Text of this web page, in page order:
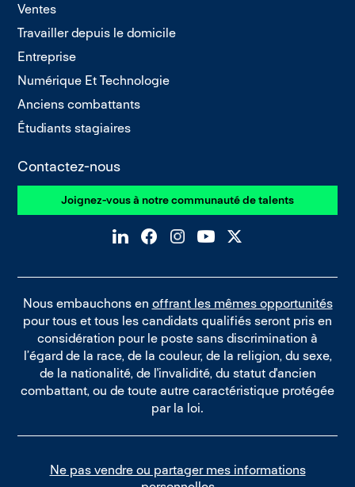
Ventes
Travailler depuis le domicile
Entreprise
Numérique Et Technologie
Anciens combattants
Étudiants stagiaires
Contactez-nous
Joignez-vous à notre communauté de talents
Nous embauchons en offrant les mêmes opportunités
pour tous et tous les candidats qualifiés seront pris en
considération pour le poste sans discrimination à
l’égard de la race, de la couleur, de la religion, du sexe,
de la nationalité, de l'invalidité, du statut d'ancien
combattant, ou de toute autre caractéristique protégée
par la loi.
Ne pas vendre ou partager mes informations